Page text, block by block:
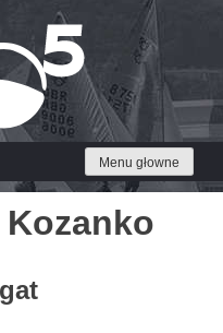
Menu głowne